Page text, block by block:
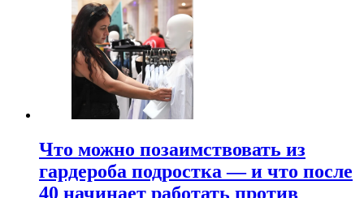
Что можно позаимствовать из
гардероба подростка — и что после
40 начинает работать против